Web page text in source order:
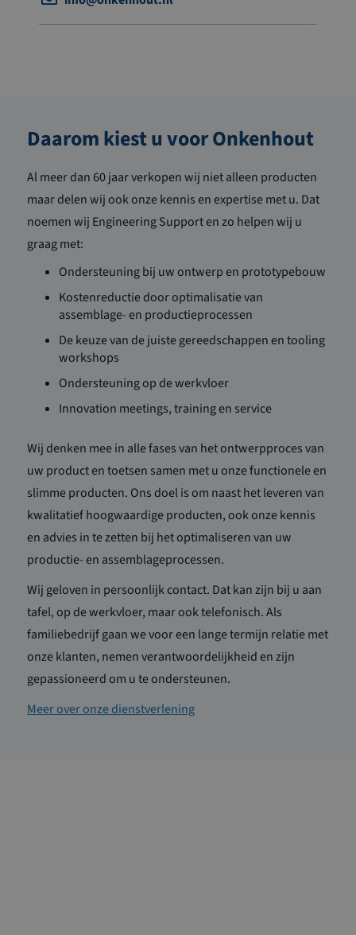
Daarom kiest u voor Onkenhout
Al meer dan 60 jaar verkopen wij niet alleen producten
maar delen wij ook onze kennis en expertise met u. Dat
noemen wij Engineering Support en zo helpen wij u
graag met:
Ondersteuning bij uw ontwerp en prototypebouw
Kostenreductie door optimalisatie van
assemblage- en productieprocessen
De keuze van de juiste gereedschappen en tooling
workshops
Ondersteuning op de werkvloer
Innovation meetings, training en service
Wij denken mee in alle fases van het ontwerpproces van
uw product en toetsen samen met u onze functionele en
slimme producten. Ons doel is om naast het leveren van
kwalitatief hoogwaardige producten, ook onze kennis
en advies in te zetten bij het optimaliseren van uw
productie- en assemblageprocessen.
Wij geloven in persoonlijk contact. Dat kan zijn bij u aan
tafel, op de werkvloer, maar ook telefonisch. Als
familiebedrijf gaan we voor een lange termijn relatie met
onze klanten, nemen verantwoordelijkheid en zijn
gepassioneerd om u te ondersteunen.
Meer over onze dienstverlening